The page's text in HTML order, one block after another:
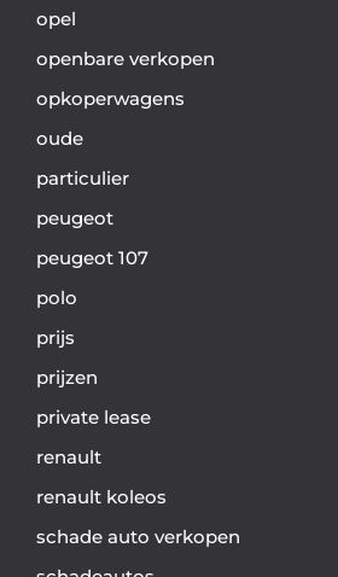
opel
openbare verkopen
opkoperwagens
oude
particulier
peugeot
peugeot 107
polo
prijs
prijzen
private lease
renault
renault koleos
schade auto verkopen